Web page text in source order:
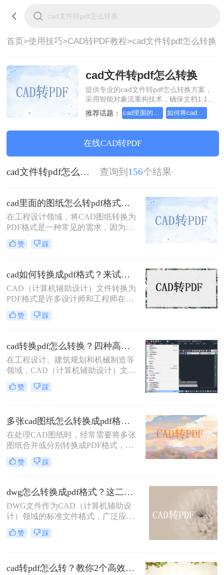
首页>使用技巧>CAD转PDF教程>cad文件转pdf怎么转换
cad文件转pdf怎么转换
提供专业的cad文件转pdf怎么转换方案，
采用智能对象流重构技术，确保文档1:1高
保真还原且排版不乱码。支持一键批量处
理，全链路 SSL 加密保障隐私安全。助您
装，高效办公。
推荐话题： cad里面的图纸怎么转pdf格式 如何将cad转成pdf格式，分享一种简单的方法
在线CAD转PDF
cad文件转pdf怎么转换 查询到 156个结果
cad里面的图纸怎么转pdf格式？试试这3种方法！
在工程设计领域，将CAD图纸转换为
PDF格式是一种常见的需求，因为
PDF格式具有跨平台兼容性好、文件
体积小、易于分享和打印等优点。那
本文将介绍三种将CAD图纸转换为
PDF的方法。
赞 踩
cad如何转换成pdf格式？来试试这三种方法吧！
CAD（计算机辅助设计）文件转换为
PDF格式是许多设计师和工程师在日
常工作中经常遇到的需求。PDF格式
因其跨平台兼容性和不可编辑性，成
那么CAD如何转换成PDF格式呢？本
文将介绍四种将CAD文件转换为PDF
格式的方法。
赞 踩
cad转换pdf怎么转换？四种高效方法详解，轻松搞定格式转换！
在工程设计、建筑规划和机械制造等
领域，CAD（计算机辅助设计）文件
是承载核心设计思想的数字载体。然
而，当需要向客户展示方案、进行图
原因在于，对方可能没有安装相应的
CAD软件，或者软件版本不兼容导致
显示错误，更存在被无意中修改的风
赞 踩
多张cad图纸怎么转换成pdf格式？二种实用方法详解！
在处理CAD图纸时，经常需要将多张
图纸合并或分别转换成PDF格式，以
便于分享、存档或打印。那么多张cad
图纸怎么转换成pdf格式呢？本文将介
有效方法，帮助您更轻松地管理和分
发您的设计成果。
赞 踩
dwg怎么转换成pdf格式？这二种方法可以试试！
DWG文件作为CAD（计算机辅助设
计）领域的标准文件格式，广泛应用
于建筑、机械、电子等设计领域。然
而，有时我们需要将这些DWG文件
呢？本文将介绍两种将DWG转换成
赞 踩
cad转pdf怎么转？教你2个高效转换方法！